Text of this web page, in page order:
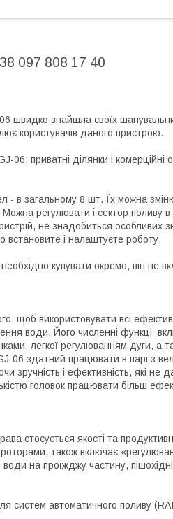
097 808 17 40
швидко знайшла своїх
користувачів даного пристрою.
приватні ділянки і комерційні
- в загальному 8 шт. Їх можна
регулювати і сектор поливу
не знадобиться особливих
встановите і налаштуєте роботу.
купувати окремо, він не
щоб використовувати всі
води. Його численні функції
легкої регулюванням дуги, а
06 здатний працювати в парі з
зручність і ефективність, які не
головок працювати більш
стосується якості та
також включає
на проїжджу частину, пішохідні
систем автоматичного поливу